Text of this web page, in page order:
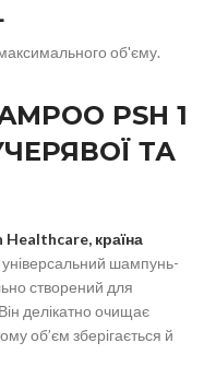
об'єму.
PSH 1
ТА
Healthcare, країна
шампунь-
створений для
делікатно очищає
об’єм зберігається й